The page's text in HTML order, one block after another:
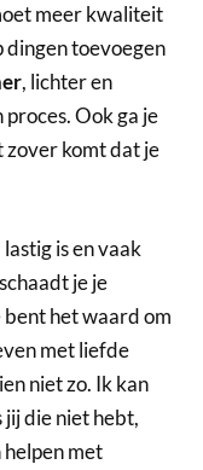
meer kwaliteit
dingen toevoegen
, lichter en
proces. Ook ga je
zover komt dat je
is en vaak
je je
bent het waard om
met liefde
niet zo. Ik kan
jij die niet hebt,
met